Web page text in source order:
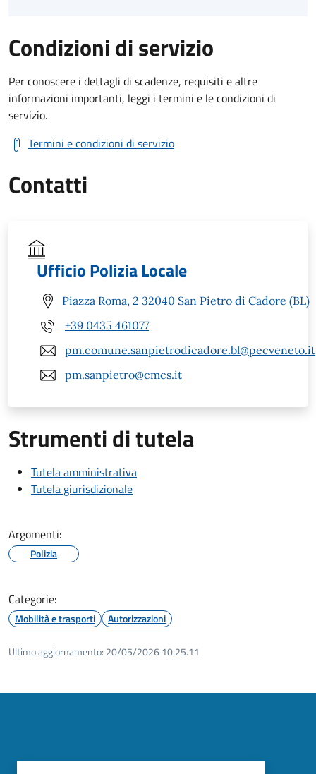
Condizioni di servizio
Per conoscere i dettagli di scadenze, requisiti e altre
informazioni importanti, leggi i termini e le condizioni di
servizio.
Termini e condizioni di servizio
Contatti
Ufficio Polizia Locale
Piazza Roma, 2 32040 San Pietro di Cadore (BL)
+39 0435 461077
pm.comune.sanpietrodicadore.bl@pecveneto.it
pm.sanpietro@cmcs.it
Strumenti di tutela
Tutela amministrativa
Tutela giurisdizionale
Argomenti:
Polizia
Categorie:
Mobilità e trasporti Autorizzazioni
Ultimo aggiornamento: 20/05/2026 10:25.11